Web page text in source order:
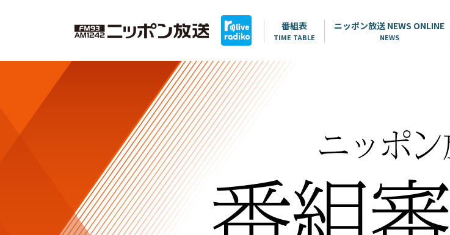
番組表
TIME TABLE
ニッポン放送 NEWS ONLINE
NEWS